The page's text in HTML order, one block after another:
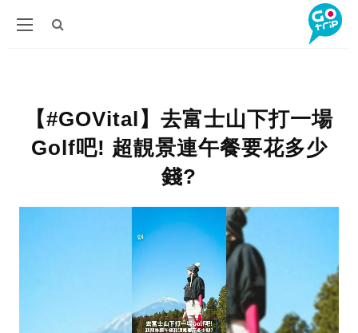
【#GOVital】去富士山下打一場
Golf吧! 超靚景連午餐要花多少
錢?